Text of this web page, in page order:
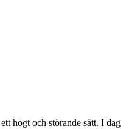
högt och störande sätt. I dag